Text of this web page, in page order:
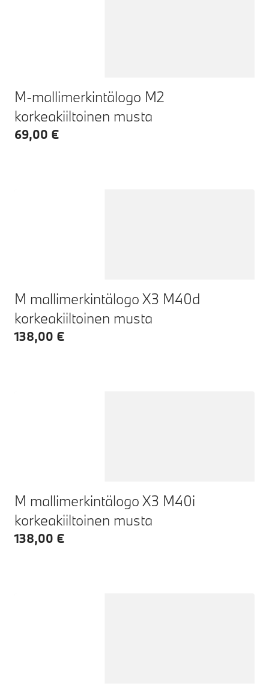
M-mallimerkintälogo M2
korkeakiiltoinen musta
69,00 €
M mallimerkintälogo X3 M40d
korkeakiiltoinen musta
138,00 €
M mallimerkintälogo X3 M40i
korkeakiiltoinen musta
138,00 €